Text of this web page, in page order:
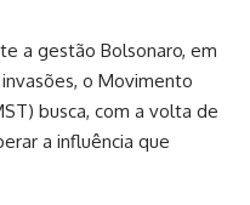
a gestão Bolsonaro, em
o Movimento
busca, com a volta de
a influência que